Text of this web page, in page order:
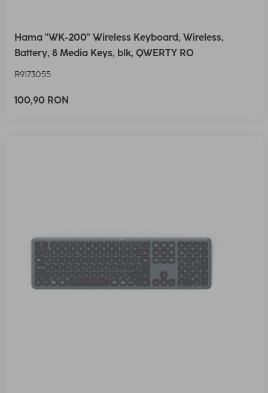
Hama "WK-200" Wireless Keyboard, Wireless,
Battery, 8 Media Keys, blk, QWERTY RO
R9173055
100,90 RON